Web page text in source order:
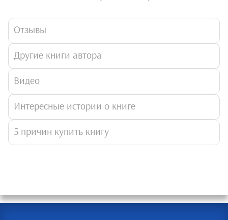
Отзывы
Другие книги автора
Видео
Интересные истории о книге
5 причин купить книгу